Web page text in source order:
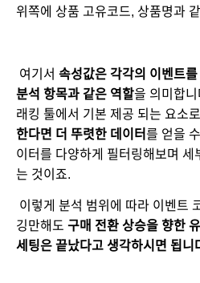
위쪽에 상품 고유코드, 상품명과
여기서 속성값은 각각의 이벤트
분석 항목과 같은 역할을 의미합
래킹 툴에서 기본 제공 되는 요소
한다면 더 뚜렷한 데이터를 얻을
이터를 다양하게 필터링해보며 세
는 것이죠.
깅만해도 구매 전환 상승을 향한
세팅은 끝났다고 생각하시면 됩니